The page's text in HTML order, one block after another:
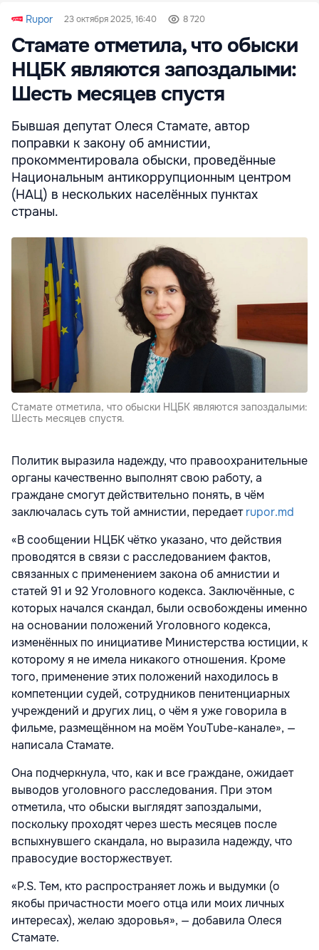
Rupor 23 октября 2025, 16:40 8 720
Стамате отметила, что обыски
НЦБК являются запоздалыми:
Шесть месяцев спустя
Бывшая депутат Олеся Стамате, автор
поправки к закону об амнистии,
прокомментировала обыски, проведённые
Национальным антикоррупционным центром
(НАЦ) в нескольких населённых пунктах
страны.
Стамате отметила, что обыски НЦБК являются запоздалыми:
Шесть месяцев спустя.
Политик выразила надежду, что правоохранительные
органы качественно выполнят свою работу, а
граждане смогут действительно понять, в чём
заключалась суть той амнистии, передаетrupor.md
«В сообщении НЦБК чётко указано, что действия
проводятся в связи с расследованием фактов,
связанных с применением закона об амнистии и
статей 91 и 92 Уголовного кодекса. Заключённые, с
которых начался скандал, были освобождены именно
на основании положений Уголовного кодекса,
изменённых по инициативе Министерства юстиции, к
которому я не имела никакого отношения. Кроме
того, применение этих положений находилось в
компетенции судей, сотрудников пенитенциарных
учреждений и других лиц, о чём я уже говорила в
фильме, размещённом на моём YouTube-канале», —
написала Стамате.
Она подчеркнула, что, как и все граждане, ожидает
выводов уголовного расследования. При этом
отметила, что обыски выглядят запоздалыми,
поскольку проходят через шесть месяцев после
вспыхнувшего скандала, но выразила надежду, что
правосудие восторжествует.
«P.S. Тем, кто распространяет ложь и выдумки (о
якобы причастности моего отца или моих личных
интересах), желаю здоровья», — добавила Олеся
Стамате.